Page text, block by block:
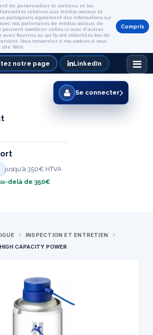
de personnaliser le contenu et les
relatives aux médias sociaux et
partageons également des informations sur
nos partenaires de médias sociaux, de
peuvent combiner celles-ci avec d'autres
avez fournies ou qu'ils ont collectées lors de
Vous consentez à nos cookies si vous
Web.
Compris
notre page LinkedIn
jusqu'à 350€ HTVA
delà de 350€
Se connecter
INSPECTION ET ENTRETIEN
CAPACITY POWER